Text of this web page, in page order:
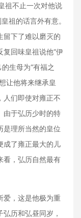
祖不止一次对他说
祖的话言外有意。
留下了难以磨灭的
复回味皇祖说他“伊
生母为“有福之
让他将来继承皇
人们即使对雍正不
由于弘历少时的特
是理所当然的皇位
成了雍正最大的儿
看，弘历自然最有
，这是他极为重
历和弘昼同岁，